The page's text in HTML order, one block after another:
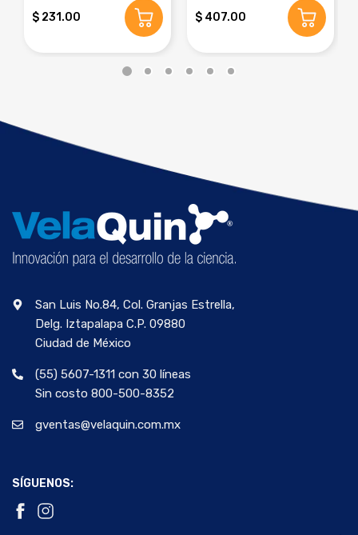
$ 231.00
$ 407.00
San Luis No.84, Col. Granjas Estrella,
Delg. Iztapalapa C.P. 09880
Ciudad de México
(55) 5607-1311 con 30 líneas
Sin costo 800-500-8352
gventas@velaquin.com.mx
SÍGUENOS: